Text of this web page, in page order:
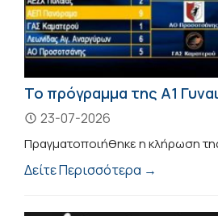
Το πρόγραμμα της Α1
23-07-2026
Πραγματοποιήθηκε η κλήρωση
Δείτε Περισσότερα →